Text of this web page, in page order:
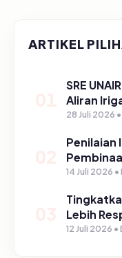
ARTIKEL
SRE
Aliran
Program
28 Juli 2026
Penilaian
14 Juli 2026
Lebih
Gelar
12 Juli 2026 •